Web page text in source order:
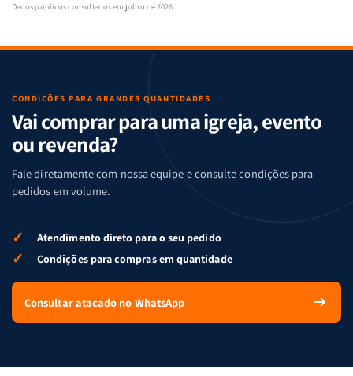
Dados públicos consultados em julho de 2026.
CONDIÇÕES PARA GRANDES QUANTIDADES
Vai comprar para uma igreja, evento
ou revenda?
Fale diretamente com nossa equipe e consulte condições para
pedidos em volume.
✓ Atendimento direto para o seu pedido
✓ Condições para compras em quantidade
Consultar atacado no WhatsApp